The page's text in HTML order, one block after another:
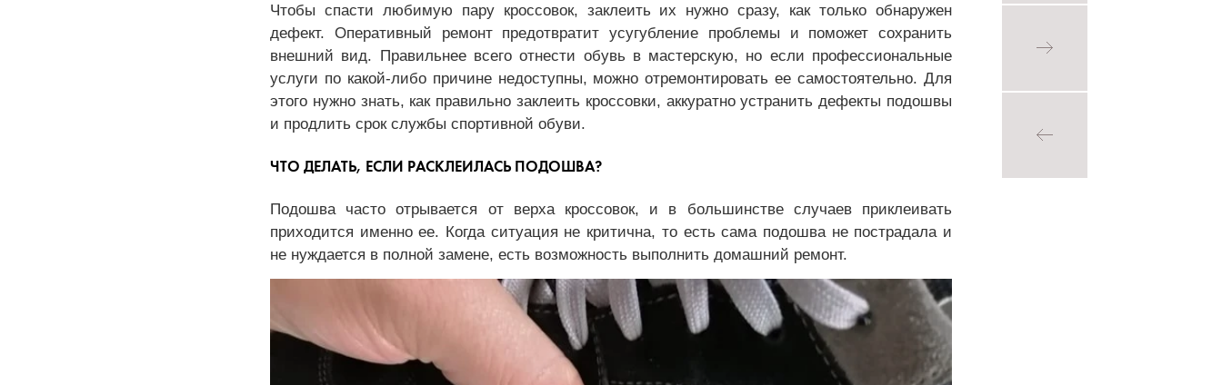
Чтобы спасти любимую пару кроссовок, заклеить их нужно сразу, как только обнаружен
дефект. Оперативный ремонт предотвратит усугубление проблемы и поможет сохранить
внешний вид. Правильнее всего отнести обувь в мастерскую, но если профессиональные
услуги по какой-либо причине недоступны, можно отремонтировать ее самостоятельно. Для
этого нужно знать, как правильно заклеить кроссовки, аккуратно устранить дефекты подошвы
и продлить срок службы спортивной обуви.
ЧТО ДЕЛАТЬ, ЕСЛИ РАСКЛЕИЛАСЬ ПОДОШВА?
Подошва часто отрывается от верха кроссовок, и в большинстве случаев приклеивать
приходится именно ее. Когда ситуация не критична, то есть сама подошва не пострадала и
не нуждается в полной замене, есть возможность выполнить домашний ремонт.